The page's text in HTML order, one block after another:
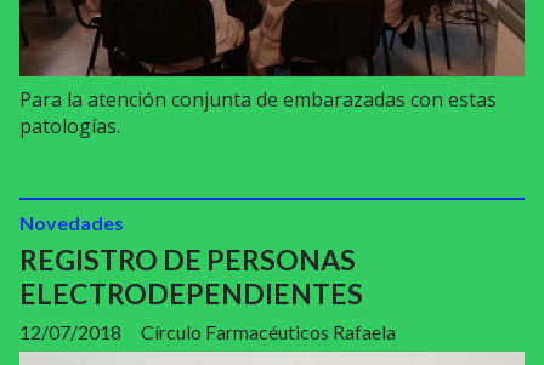
Para la atención conjunta de embarazadas con estas
patologías.
REGISTRO DE PERSONAS
ELECTRODEPENDIENTES
Círculo Farmacéuticos Rafaela
Novedades
12/07/2018